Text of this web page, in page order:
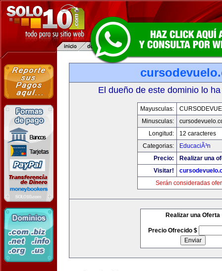
El dueño de este dominio lo
Mayusculas:
Minusculas:
Longitud:
12 caracteres
Categorias:
EducaciÃ³n
Precio:
Realizar una
Visitar!
Serán consideradas
Realizar una Oferta
Precio Ofrecido $